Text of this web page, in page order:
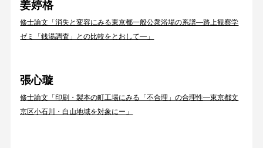
姜婷格
修士論文「消失と変容にみる東京都一般公衆浴場の系譜―路上観察学
ゼミ「銭湯調査」との比較をとおして―」
張⼼璇
修士論文「印刷・製本の町工場にみる「不合理」の合理性―東京都⽂
京区⼩⽯川・⽩⼭地域を対象にー」